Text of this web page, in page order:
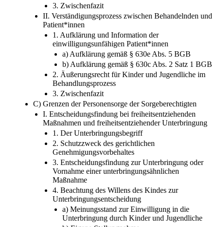
3. Zwischenfazit
II. Verständigungsprozess zwischen Behandelnden und
Patient*innen
1. Aufklärung und Information der
einwilligungsunfähigen Patient*innen
a) Aufklärung gemäß § 630e Abs. 5 BGB
b) Aufklärung gemäß § 630c Abs. 2 Satz 1 BGB
2. Äußerungsrecht für Kinder und Jugendliche im
Behandlungsprozess
3. Zwischenfazit
C) Grenzen der Personensorge der Sorgeberechtigten
I. Entscheidungsfindung bei freiheitsentziehenden
Maßnahmen und freiheitsentziehender Unterbringung
1. Der Unterbringungsbegriff
2. Schutzzweck des gerichtlichen
Genehmigungsvorbehaltes
3. Entscheidungsfindung zur Unterbringung oder
Vornahme einer unterbringungsähnlichen
Maßnahme
4. Beachtung des Willens des Kindes zur
Unterbringungsentscheidung
a) Meinungsstand zur Einwilligung in die
Unterbringung durch Kinder und Jugendliche